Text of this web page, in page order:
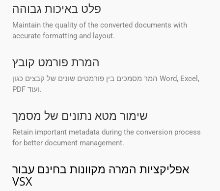
פלט באיכות גבוהה
Maintain the quality of the converted documents with
accurate formatting and layout.
המרת פורמט קובץ
המר מסמכים בין פורמטים שונים של קבצים כגון Word, Excel,
PDF ועוד.
שימור מטא נתונים של מסמך
Retain important metadata during the conversion process
for better document management.
אפליקציות המרה מקוונות בחינם עבור
VSX